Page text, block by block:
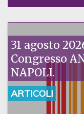
31 agosto
Congresso
NAPOLI.
ARTICOLI